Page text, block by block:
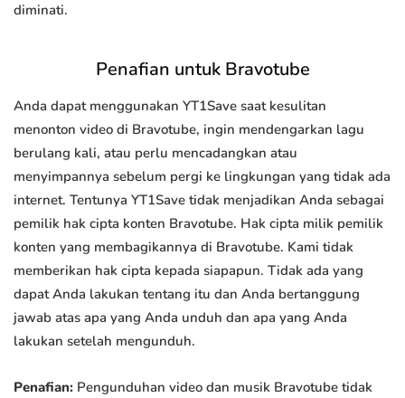
diminati.
Penafian untuk Bravotube
Anda dapat menggunakan YT1Save saat kesulitan
menonton video di Bravotube, ingin mendengarkan lagu
berulang kali, atau perlu mencadangkan atau
menyimpannya sebelum pergi ke lingkungan yang tidak ada
internet. Tentunya YT1Save tidak menjadikan Anda sebagai
pemilik hak cipta konten Bravotube. Hak cipta milik pemilik
konten yang membagikannya di Bravotube. Kami tidak
memberikan hak cipta kepada siapapun. Tidak ada yang
dapat Anda lakukan tentang itu dan Anda bertanggung
jawab atas apa yang Anda unduh dan apa yang Anda
lakukan setelah mengunduh.
Penafian: Pengunduhan video dan musik Bravotube tidak